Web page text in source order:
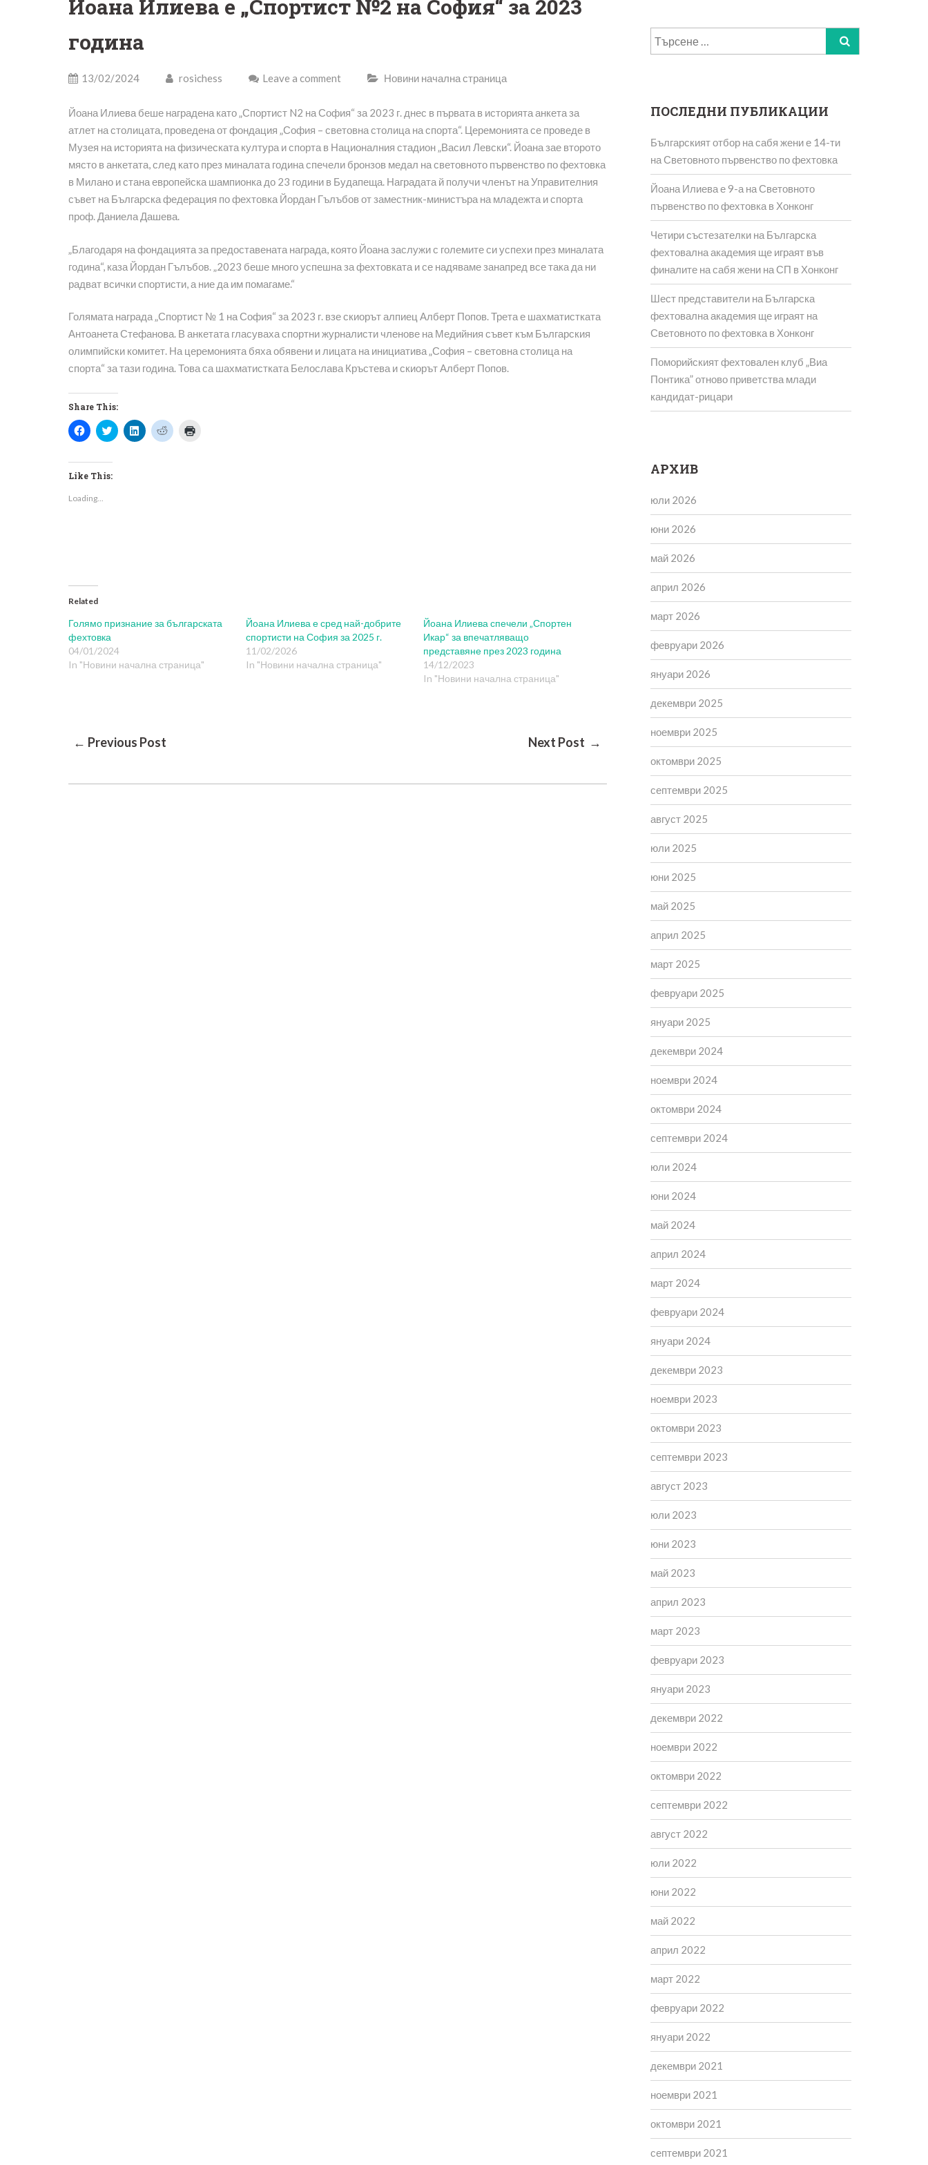
Йоана Илиева е „Спортист №2 на София“ за 2023
година
13/02/2024 rosichess Leave a comment Новини начална страница
Йоана Илиева беше наградена като „Спортист N2 на София“ за 2023 г. днес в първата в историята анкета за
атлет на столицата, проведена от фондация „София – световна столица на спорта“. Церемонията се проведе в
Музея на историята на физическата култура и спорта в Националния стадион „Васил Левски“. Йоана зае второто
място в анкетата, след като през миналата година спечели бронзов медал на световното първенство по фехтовка
в Милано и стана европейска шампионка до 23 години в Будапеща. Наградата й получи членът на Управителния
съвет на Българска федерация по фехтовка Йордан Гълъбов от заместник-министъра на младежта и спорта
проф. Даниела Дашева.
„Благодаря на фондацията за предоставената награда, която Йоана заслужи с големите си успехи през миналата
година“, каза Йордан Гълъбов. „2023 беше много успешна за фехтовката и се надяваме занапред все така да ни
радват всички спортисти, а ние да им помагаме.“
Голямата награда „Спортист № 1 на София“ за 2023 г. взе скиорът алпиец Алберт Попов. Трета е шахматистката
Антоанета Стефанова. В анкетата гласуваха спортни журналисти членове на Медийния съвет към Българския
олимпийски комитет. На церемонията бяха обявени и лицата на инициатива „София – световна столица на
спорта“ за тази година. Това са шахматистката Белослава Кръстева и скиорът Алберт Попов.
Share This:
Click
to
Facebook
(Opens
in
window)
Click
to
Click
to
Click
to
Like This:
Loading...
Related
Голямо признание за българската
фехтовка
04/01/2024
In "Новини начална страница"
Йоана Илиева е сред най-добрите
спортисти на София за 2025 г.
11/02/2026
In "Новини начална страница"
Йоана Илиева спечели „Спортен
Икар“ за впечатляващо
представяне през 2023 година
14/12/2023
In "Новини начална страница"
Post
← Previous Post Next Post →
Търсене
за:
ПОСЛЕДНИ ПУБЛИКАЦИИ
Българският отбор на сабя жени е 14-ти
на Световното първенство по фехтовка
Йоана Илиева е 9-а на Световното
първенство по фехтовка в Хонконг
Четири състезателки на Българска
фехтовална академия ще играят във
финалите на сабя жени на СП в Хонконг
Шест представители на Българска
фехтовална академия ще играят на
Световното по фехтовка в Хонконг
Поморийският фехтовален клуб „Виа
Понтика” отново приветства млади
кандидат-рицари
АРХИВ
юли 2026
юни 2026
май 2026
април 2026
март 2026
февруари 2026
януари 2026
декември 2025
ноември 2025
октомври 2025
септември 2025
август 2025
юли 2025
юни 2025
май 2025
април 2025
март 2025
февруари 2025
януари 2025
декември 2024
ноември 2024
октомври 2024
септември 2024
юли 2024
юни 2024
май 2024
април 2024
март 2024
февруари 2024
януари 2024
декември 2023
ноември 2023
октомври 2023
септември 2023
август 2023
юли 2023
юни 2023
май 2023
април 2023
март 2023
февруари 2023
януари 2023
декември 2022
ноември 2022
октомври 2022
септември 2022
август 2022
юли 2022
юни 2022
май 2022
април 2022
март 2022
февруари 2022
януари 2022
декември 2021
ноември 2021
октомври 2021
септември 2021